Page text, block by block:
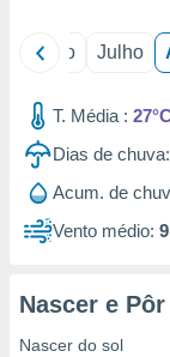
Junho Julho
T. Média :
Dias de chuva:
Acum. de
Vento médio:
Nascer e Pôr
Nascer do sol